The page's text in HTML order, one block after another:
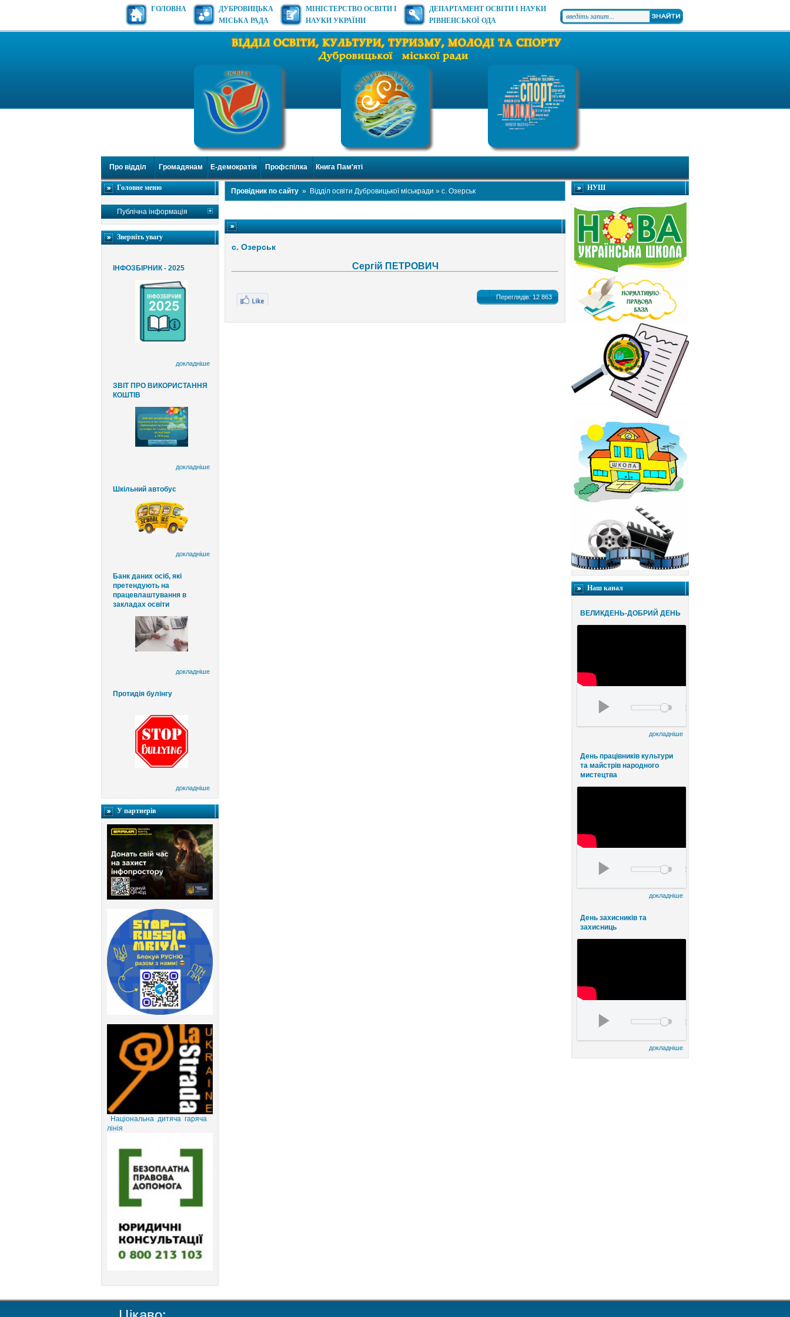
ГОЛОВНА
ДУБРОВИЦЬКА
МІСЬКА РАДА
МІНІСТЕРСТВО ОСВІТИ І
НАУКИ УКРАЇНИ
ДЕПАРТАМЕНТ ОСВІТИ І НАУКИ
РІВНЕНСЬКОЇ ОДА
Про відділ Громадянам Е-демократія Профспілка Книга Пам'яті
Головне меню
Публічна інформація
Зверніть увагу
ІНФОЗБІРНИК - 2025
докладніше
ЗВІТ ПРО ВИКОРИСТАННЯ
КОШТІВ
докладніше
Шкільний автобус
докладніше
Банк даних осіб, які
претендують на
працевлаштування в
закладах освіти
докладніше
Протидія булінгу
докладніше
У партнерів
Національна дитяча гаряча
лінія
НУШ
Наш канал
ВЕЛИКДЕНЬ-ДОБРИЙ ДЕНЬ
докладніше
День працівників культури
та майстрів народного
мистецтва
докладніше
День захисників та
захисниць
докладніше
Провідник по сайту » Відділ освіти Дубровицької міськради » с. Озерськ
с. Озерськ
Сергій ПЕТРОВИЧ
Переглядів:12 863